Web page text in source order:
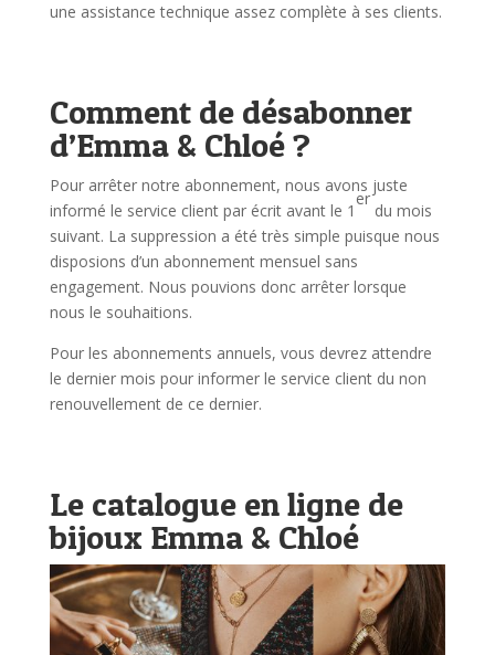
une assistance technique assez complète à ses clients.
Comment de désabonner
d’Emma & Chloé ?
Pour arrêter notre abonnement, nous avons juste
informé le service client par écrit avant le 1
er
du mois
suivant. La suppression a été très simple puisque nous
disposions d’un abonnement mensuel sans
engagement. Nous pouvions donc arrêter lorsque
nous le souhaitions.
Pour les abonnements annuels, vous devrez attendre
le dernier mois pour informer le service client du non
renouvellement de ce dernier.
Le catalogue en ligne de
bijoux Emma & Chloé